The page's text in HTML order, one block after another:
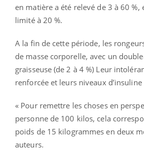
en matière a été relevé de 3 à 60 %,
limité à 20 %.
A la fin de cette période, les
de masse corporelle, avec un
graisseuse (de 2 à 4 %) Leur
renforcée et leurs niveaux
« Pour remettre les choses en
personne de 100 kilos, cela
poids de 15 kilogrammes en deux
auteurs.